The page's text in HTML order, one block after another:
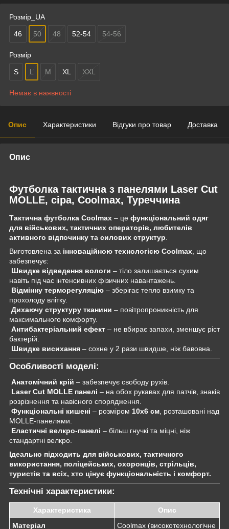
Розмір_UA
46 50 48 52-54 54-56
Розмір
S L M XL XXL
Немає в наявності
Опис Характеристики Відгуки про товар Доставка
Опис
Футболка тактична з панелями Laser Cut
MOLLE, сіра, Coolmax, Туреччина
Тактична футболка Coolmax – це функціональний одяг
для військових, тактичних операторів, любителів
активного відпочинку та силових структур.
Виготовлена за інноваційною технологією Coolmax, що
забезпечує:
Швидке відведення вологи – тіло залишається сухим
навіть під час інтенсивних фізичних навантажень.
Відмінну терморегуляцію – зберігає тепло взимку та
прохолоду влітку.
Дихаючу структуру тканини – повітропроникність для
максимального комфорту.
Антибактеріальний ефект – не вбирає запахи, зменшує ріст
бактерій.
Швидке висихання – сохне у 2 рази швидше, ніж бавовна.
Особливості моделі:
Анатомічний крій – забезпечує свободу рухів.
Laser Cut MOLLE панелі – на обох рукавах для патчів, знаків
розрізнення та навісного спорядження.
Функціональні кишені – розміром 10x6 см, розташовані над
MOLLE-панелями.
Еластичні велкро-панелі – більш гнучкі та міцні, ніж
стандартні велкро.
Ідеально підходить для військових, тактичного
використання, поліцейських, охоронців, стрільців,
туристів та всіх, хто цінує функціональність і комфорт.
Технічні характеристики:
Характеристика
Опис
Матеріал
Coolmax (високотехнологічне